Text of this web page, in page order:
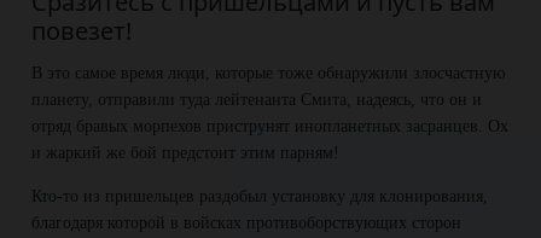
повезет!
В это самое время люди, которые тоже обнаружили злосчастную
планету, отправили туда лейтенанта Смита, надеясь, что он и
отряд бравых морпехов приструнят инопланетных засранцев. Ох
и жаркий же бой предстоит этим парням!
Кто-то из пришельцев раздобыл установку для клонирования,
благодаря которой в войсках противоборствующих сторон